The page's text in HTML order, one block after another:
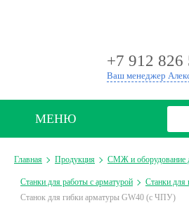
+7 912 826
Ваш менеджер
МЕНЮ
Главная Продукция СМЖ и оборудование
Станки для работы с арматурой
Станки для
Станок для гибки арматуры GW40 (с ЧПУ)